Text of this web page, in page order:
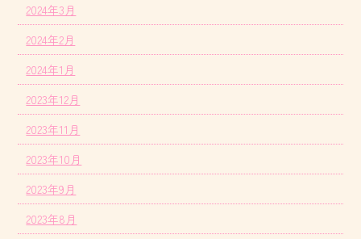
2024年3月
2024年2月
2024年1月
2023年12月
2023年11月
2023年10月
2023年9月
2023年8月